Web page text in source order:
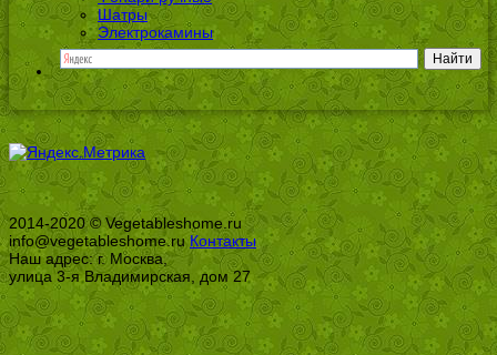
Шатры
Электрокамины
2014-2020 © Vegetableshome.ru
info@vegetableshome.ruКонтакты
Наш адрес: г. Москва,
улица 3-я Владимирская, дом 27